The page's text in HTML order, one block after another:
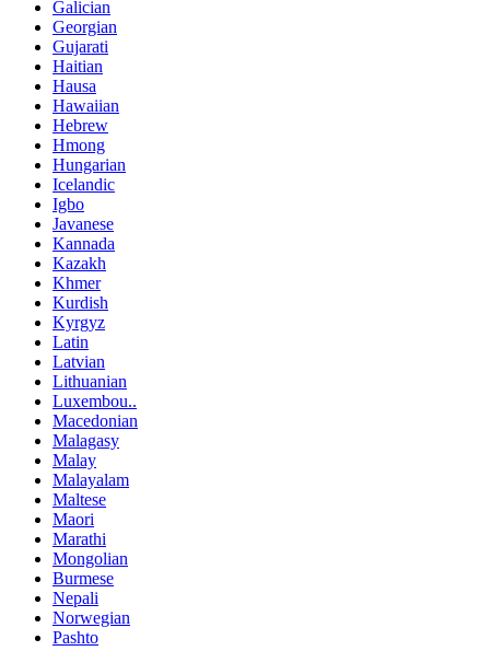
Galician
Georgian
Gujarati
Haitian
Hausa
Hawaiian
Hebrew
Hmong
Hungarian
Icelandic
Igbo
Javanese
Kannada
Kazakh
Khmer
Kurdish
Kyrgyz
Latin
Latvian
Lithuanian
Luxembou..
Macedonian
Malagasy
Malay
Malayalam
Maltese
Maori
Marathi
Mongolian
Burmese
Nepali
Norwegian
Pashto